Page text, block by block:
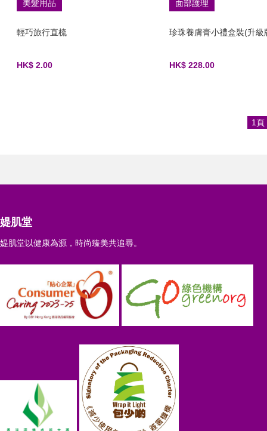
美髮用品
輕巧旅行直梳
HK$ 2.00
面部護理
珍珠養膚膏小禮盒裝(升級
HK$ 228.00
1頁
媞肌堂
媞肌堂以健康為源，時尚臻美共追尋。